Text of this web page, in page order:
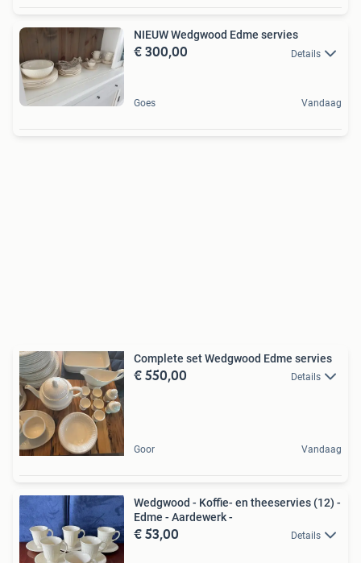
NIEUW Wedgwood Edme servies
€ 300,00 Details
Goes Vandaag
Complete set Wedgwood Edme servies
€ 550,00 Details
Goor Vandaag
Wedgwood - Koffie- en theeservies (12) -
Edme - Aardewerk -
€ 53,00 Details